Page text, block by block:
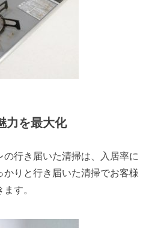
力を最大化
行き届いた清掃は、入居率に
かりと行き届いた清掃でお客様
す。